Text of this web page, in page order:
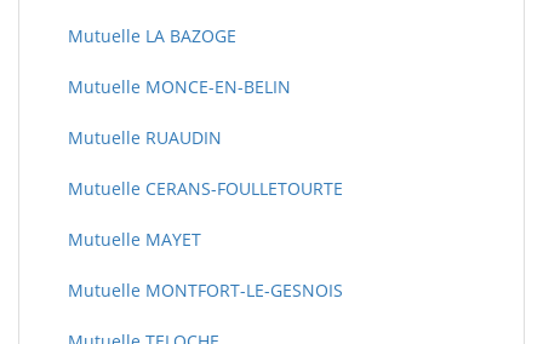
Mutuelle LA BAZOGE
Mutuelle MONCE-EN-BELIN
Mutuelle RUAUDIN
Mutuelle CERANS-FOULLETOURTE
Mutuelle MAYET
Mutuelle MONTFORT-LE-GESNOIS